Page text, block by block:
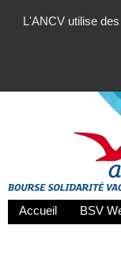
L'ANCV utilise
Accueil BSV